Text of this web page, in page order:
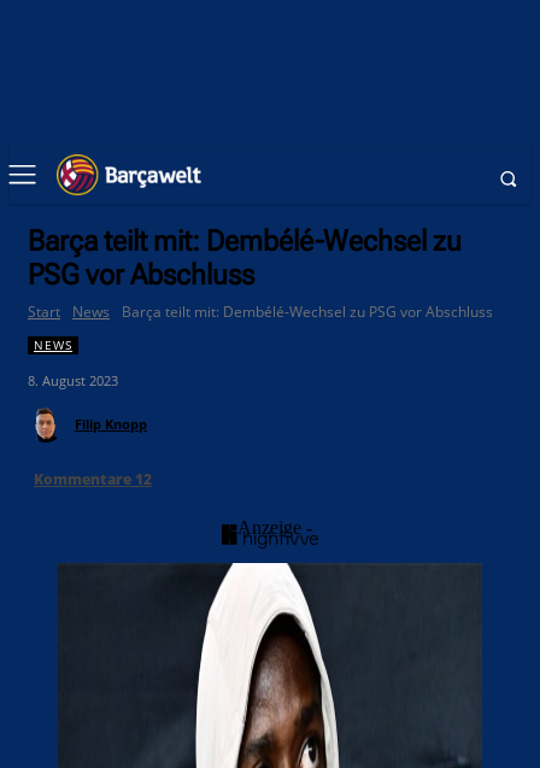
Barça teilt mit: Dembélé-Wechsel zu
PSG vor Abschluss
Start News Barça teilt mit: Dembélé-Wechsel zu PSG vor Abschluss
NEWS
8. August 2023
Filip Knopp
Kommentare 12
- Anzeige -